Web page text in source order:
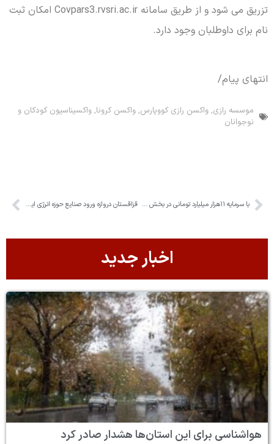
تزریق می شود و از طریق سامانه Covpars3.rvsri.ac.ir امکان ثبت
نام برای داوطلبان وجود دارد.
انتهای پیام/
موسسه رازی, واکسن رازی کووپارس, واکسن کرونا, واکسیناسیون کودکان و
نوجوانان
با سرمایه ۱۱هزار میلیارد تومانی در بخش صنعت البرز برای ۴۵۰۰ نفر اشتغالزایی شد قزاقستان دروازه ورود صنایع حوزه انرژی ایران به کشورهای مشترک‌المنافع است
اخبار جدید
هواشناسی برای این استان‌ها هشدار صادر کرد